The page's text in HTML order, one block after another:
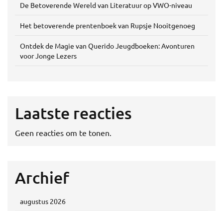
De Betoverende Wereld van Literatuur op VWO-niveau
Het betoverende prentenboek van Rupsje Nooitgenoeg
Ontdek de Magie van Querido Jeugdboeken: Avonturen
voor Jonge Lezers
Laatste reacties
Geen reacties om te tonen.
Archief
augustus 2026